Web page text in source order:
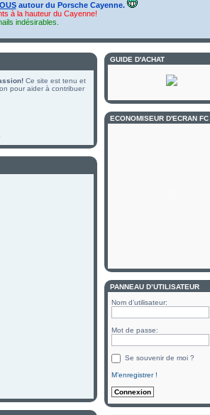
autour du Porsche Cayenne.
à la hauteur du Cayenne!
indésirables.
Ce site est tenu et
pour aider à contribuer
GUIDE D'ACHAT
ECONOMISEUR D'ECRAN FC
PANNEAU D’UTILISATEUR
Nom d’utilisateur:
Mot de passe:
Se souvenir de moi ?
M’enregistrer !